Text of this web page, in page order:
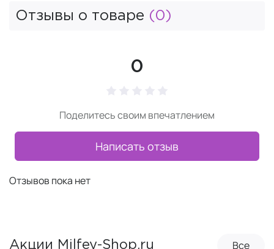
Отзывы о товаре (0)
0
Поделитесь своим впечатлением
Написать отзыв
Отзывов пока нет
Акции Milfey-Shop.ru Все